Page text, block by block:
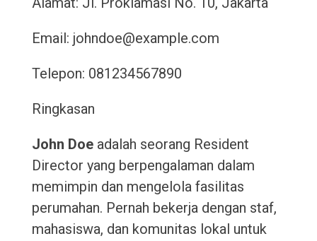
Email: johndoe@example.com
Telepon: 081234567890
Ringkasan
John Doeadalah seorang Resident
Director yang berpengalaman dalam
memimpin dan mengelola fasilitas
perumahan. Pernah bekerja dengan staf,
mahasiswa, dan komunitas lokal untuk